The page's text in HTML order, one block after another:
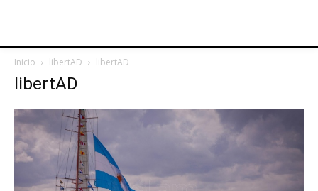
Inicio libertAD libertAD
libertAD